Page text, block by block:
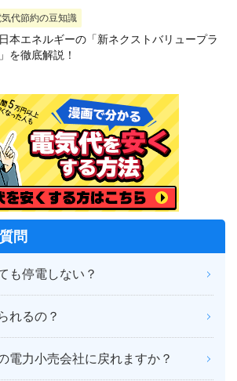
気代節約の豆知識
本エネルギーの「新ネクストバリュープラ
を徹底解説！
問
も停電しない？
れるの？
電力小売会社に戻れますか？